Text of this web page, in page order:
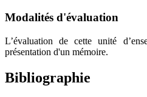
Modalités d'évaluation
L’évaluation de cette unité
présentation d'un mémoire.
Bibliographie